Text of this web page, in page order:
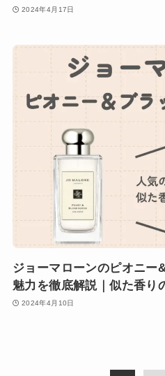
2024年4月17日
ジョーマローンのピオニー
魅力を徹底解説｜似た香り
2024年4月10日